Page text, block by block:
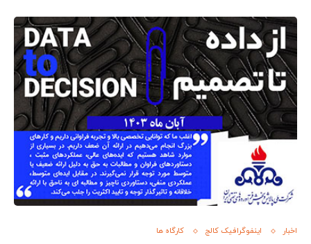
اخبار اینفوگرافیک کالج کارگاه ها